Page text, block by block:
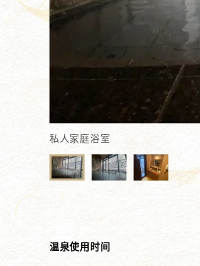
私人家庭浴室
温泉使用时间